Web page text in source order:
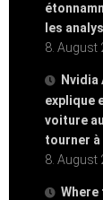
les
8. August
Nvidia
explique
voiture
tourner à
8. August
Where